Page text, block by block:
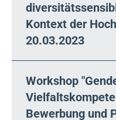
Kontext der
20.03.2023
Workshop
Bewerbung und